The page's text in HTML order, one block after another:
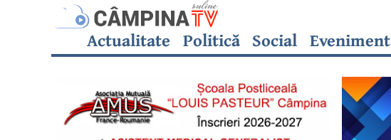
Actualitate Politică Social Eveniment